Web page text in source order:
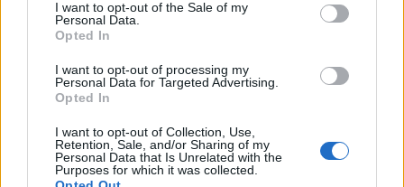
I want to opt-out of the Sale of my
Personal Data.
Opted In
I want to opt-out of processing my
Personal Data for Targeted Advertising.
Opted In
I want to opt-out of Collection, Use,
Retention, Sale, and/or Sharing of my
Personal Data that Is Unrelated with the
Purposes for which it was collected.
Anthony Johnson annoncées à la télévision
pour le moment. Nous mettrons cette page à
jour dès que ce sera le cas.
Pour suivre l'
pas à vous rendre chez notre partenaire
RezoSport.com qui sélectionne l'actu boxe issue
des meilleurs médias, et propose également les